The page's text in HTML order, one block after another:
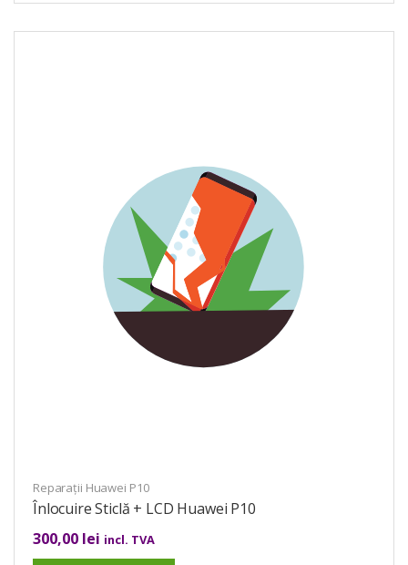
Reparații Huawei P10
Înlocuire Sticlă + LCD Huawei P10
300,00 lei incl. TVA